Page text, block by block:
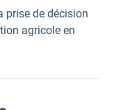
prise de décision
agricole en